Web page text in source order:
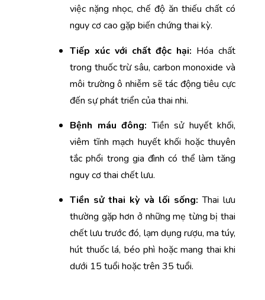
việc nặng nhọc, chế độ ăn thiếu chất có
nguy cơ cao gặp biến chứng thai kỳ.
Tiếp xúc với chất độc hại: Hóa chất
trong thuốc trừ sâu, carbon monoxide và
môi trường ô nhiễm sẽ tác động tiêu cực
đến sự phát triển của thai nhi.
Bệnh máu đông: Tiền sử huyết khối,
viêm tĩnh mạch huyết khối hoặc thuyên
tắc phổi trong gia đình có thể làm tăng
nguy cơ thai chết lưu.
Tiền sử thai kỳ và lối sống: Thai lưu
thường gặp hơn ở những mẹ từng bị thai
chết lưu trước đó, lạm dụng rượu, ma túy,
hút thuốc lá, béo phì hoặc mang thai khi
dưới 15 tuổi hoặc trên 35 tuổi.